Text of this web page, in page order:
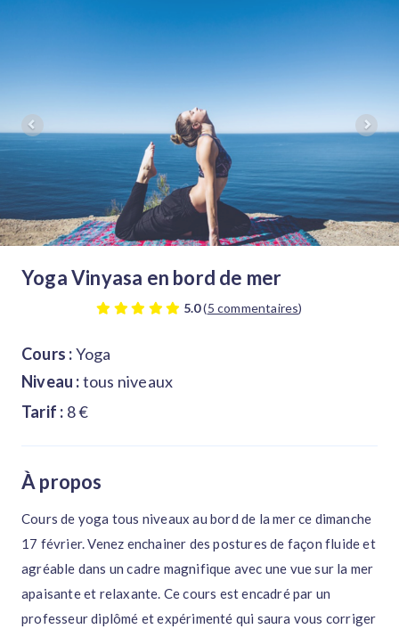
Yoga Vinyasa en bord de mer
5.0(5 commentaires)
Cours :Yoga
Niveau :tous niveaux
Tarif : 8 €
À propos
Cours de yoga tous niveaux au bord de la mer ce dimanche
17 février. Venez enchainer des postures de façon fluide et
agréable dans un cadre magnifique avec une vue sur la mer
apaisante et relaxante. Ce cours est encadré par un
professeur diplômé et expérimenté qui saura vous corriger